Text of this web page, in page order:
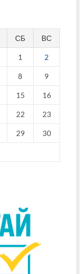
СБ ВС
1 2
8 9
15 16
22 23
29 30